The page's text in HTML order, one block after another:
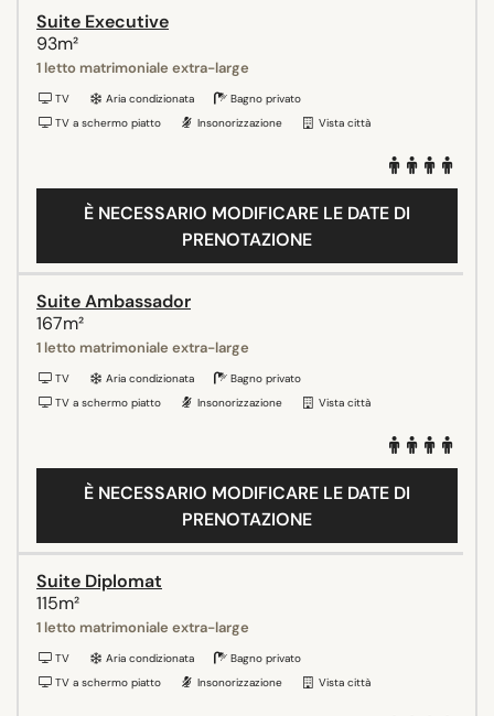
Suite Executive
93m²
1 letto matrimoniale extra-large
TV Aria condizionata
Bagno privato
TV a schermo piatto
Insonorizzazione Vista città
È NECESSARIO MODIFICARE LE DATE DI
PRENOTAZIONE
Suite Ambassador
167m²
1 letto matrimoniale extra-large
TV Aria condizionata
Bagno privato
TV a schermo piatto
Insonorizzazione Vista città
È NECESSARIO MODIFICARE LE DATE DI
PRENOTAZIONE
Suite Diplomat
115m²
1 letto matrimoniale extra-large
TV Aria condizionata
Bagno privato
TV a schermo piatto
Insonorizzazione Vista città